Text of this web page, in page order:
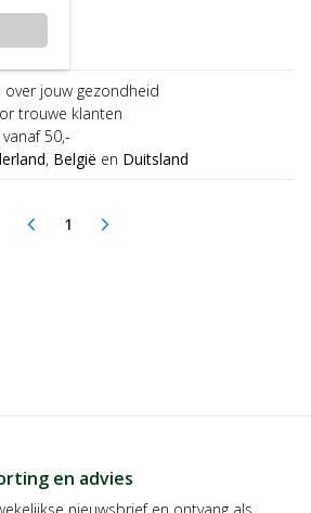
jouw gezondheid
trouwe klanten
50,-
, België en Duitsland
arrow_back_ios 1(current)
arrow_forward_ios
en advies